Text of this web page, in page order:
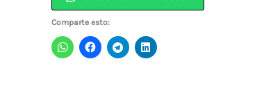
30MM
Y115/30
YALE
Comparte esto: